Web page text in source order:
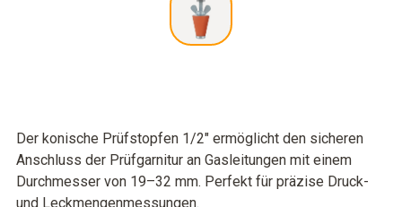
Der konische Prüfstopfen 1/2" ermöglicht den sicheren
Anschluss der Prüfgarnitur an Gasleitungen mit einem
Durchmesser von 19–32 mm. Perfekt für präzise Druck-
und Leckmengenmessungen.